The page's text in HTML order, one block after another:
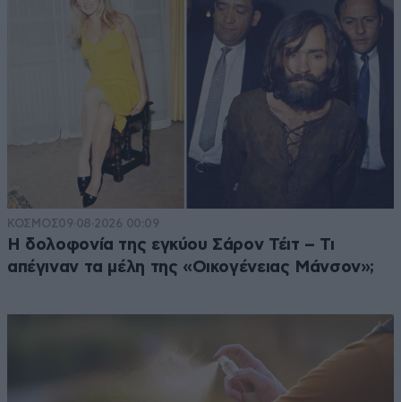
ΚΟΣΜΟΣ09·08·2026 00:09
Η δολοφονία της εγκύου Σάρον Τέιτ – Τι
απέγιναν τα μέλη της «Οικογένειας Μάνσον»;